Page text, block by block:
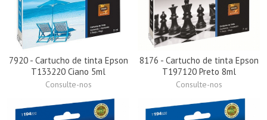
7920 - Cartucho de tinta Epson
T133220 Ciano 5ml
Consulte-nos
8176 - Cartucho de tinta Epson
T197120 Preto 8ml
Consulte-nos